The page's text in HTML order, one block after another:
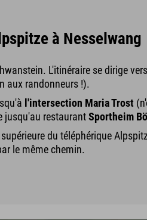
à Nesselwang
L'itinéraire se dirige
aux randonneurs !).
l'intersection Maria Trost
jusqu'au restaurantSportheim
du téléphérique
le même chemin.